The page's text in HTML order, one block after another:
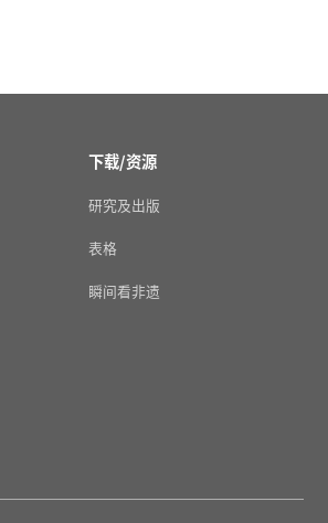
下载/资源
研究及出版
表格
瞬间看非遗